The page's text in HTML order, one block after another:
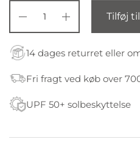
Tilføj
14 dages returret eller
Fri fragt ved køb over
UPF 50+ solbeskyttelse